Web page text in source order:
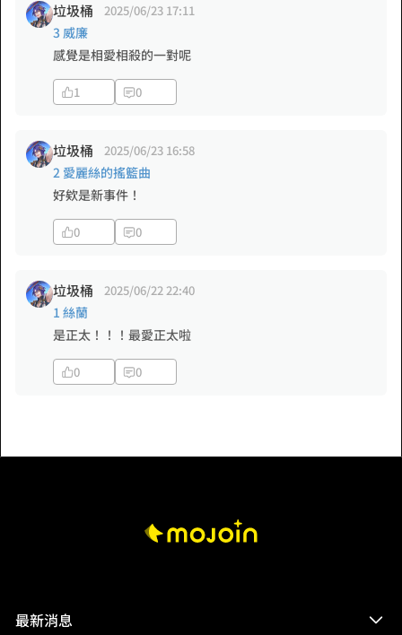
垃圾桶 2025/06/23 17:11
3 威廉
感覺是相愛相殺的一對呢
1 0
垃圾桶 2025/06/23 16:58
2 愛麗絲的搖籃曲
好欸是新事件！
0 0
垃圾桶 2025/06/22 22:40
1 絲蘭
是正太！！！最愛正太啦
0 0
最新消息